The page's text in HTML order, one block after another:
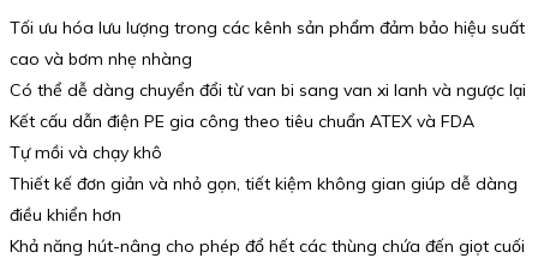
Tối ưu hóa lưu lượng trong các kênh sản phẩm đảm bảo hiệu suất
cao và bơm nhẹ nhàng
Có thể dễ dàng chuyển đổi từ van bi sang van xi lanh và ngược lại
Kết cấu dẫn điện PE gia công theo tiêu chuẩn ATEX và FDA
Tự mồi và chạy khô
Thiết kế đơn giản và nhỏ gọn, tiết kiệm không gian giúp dễ dàng
điều khiển hơn
Khả năng hút-nâng cho phép đổ hết các thùng chứa đến giọt cuối